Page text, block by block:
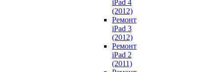
iPad 4
(2012)
Ремонт
iPad 3
(2012)
Ремонт
iPad 2
(2011)